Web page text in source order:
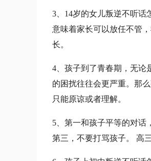
3、14岁的女儿叛逆不听话
意味着家长可以放任不管
长。
4、孩子到了青春期，无论
的困扰往往会更严重。那
只能原谅或者理解。
5、第一和孩子平等的对话
第三，不要打骂孩子。 高